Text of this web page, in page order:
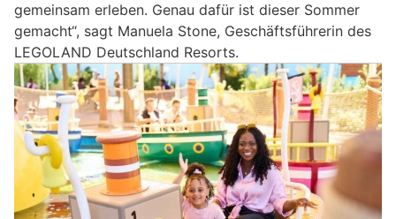
gemeinsam erleben. Genau dafür ist dieser Sommer
gemacht“, sagt Manuela Stone, Geschäftsführerin des
LEGOLAND Deutschland Resorts.